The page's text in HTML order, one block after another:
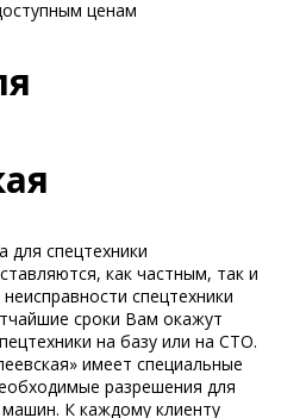
ценам
для спецтехники
как частным, так и
спецтехники
сроки Вам окажут
на базу или на СТО.
имеет специальные
разрешения для
К каждому клиенту